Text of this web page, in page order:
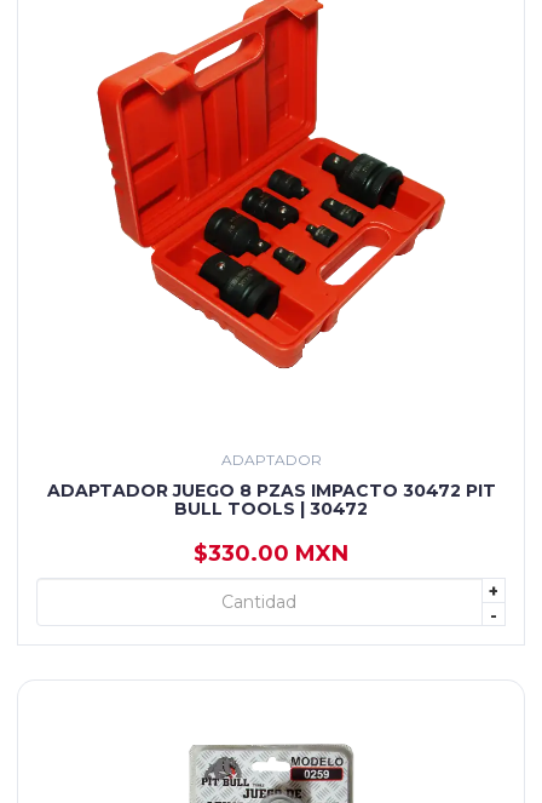
ADAPTADOR
ADAPTADOR JUEGO 8 PZAS IMPACTO 30472 PIT
BULL TOOLS | 30472
$330.00 MXN
+
-
+ AGREGAR